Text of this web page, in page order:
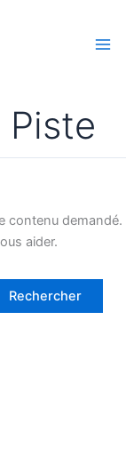
contenu demandé.
aider.